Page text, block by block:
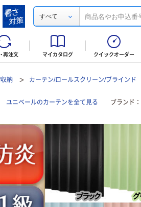
すべて
再注文 マイカタログ クイックオーダー
納 カーテン/ロールスクリーン/ブラインド
ユニベールのカーテンを全て見る ブランド